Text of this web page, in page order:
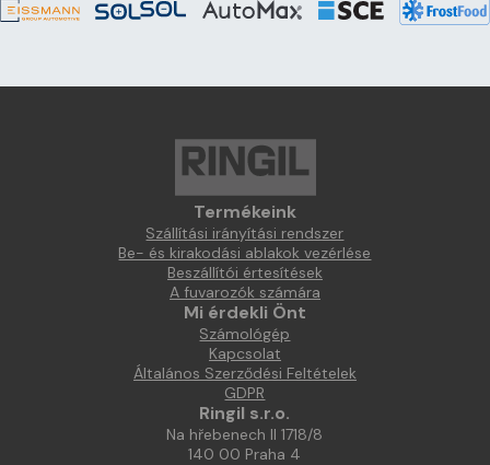
Termékeink
Szállítási irányítási rendszer
Be- és kirakodási ablakok vezérlése
Beszállítói értesítések
A fuvarozók számára
Mi érdekli Önt
Számológép
Kapcsolat
Általános Szerződési Feltételek
GDPR
Ringil s.r.o.
Na hřebenech II 1718/8
140 00 Praha 4